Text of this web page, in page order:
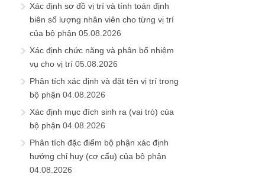
Xác định sơ đồ vị trí và tính toán định
biên số lượng nhân viên cho từng vị trí
của bộ phận 05.08.2026
Xác định chức năng và phân bổ nhiệm
vụ cho vị trí 05.08.2026
Phân tích xác định và đặt tên vị trí trong
bộ phận 04.08.2026
Xác định mục đích sinh ra (vai trò) của
bộ phận 04.08.2026
Phân tích đặc điểm bộ phận xác định
hướng chỉ huy (cơ cấu) của bộ phận
04.08.2026